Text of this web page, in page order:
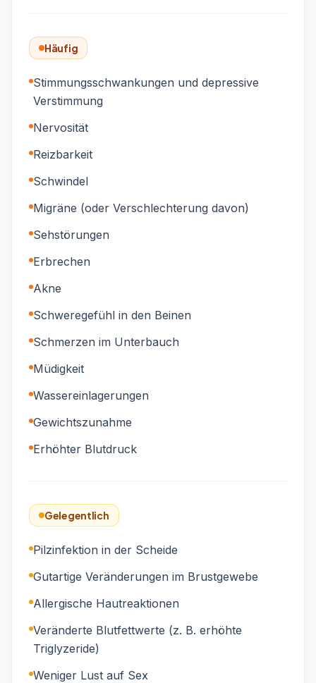
Häufig
Stimmungsschwankungen und depressive
Verstimmung
Nervosität
Reizbarkeit
Schwindel
Migräne (oder Verschlechterung davon)
Sehstörungen
Erbrechen
Akne
Schweregefühl in den Beinen
Schmerzen im Unterbauch
Müdigkeit
Wassereinlagerungen
Gewichtszunahme
Erhöhter Blutdruck
Gelegentlich
Pilzinfektion in der Scheide
Gutartige Veränderungen im Brustgewebe
Allergische Hautreaktionen
Veränderte Blutfettwerte (z. B. erhöhte
Triglyzeride)
Weniger Lust auf Sex